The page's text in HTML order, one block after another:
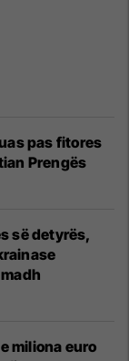
pas fitores
Prengës
së detyrës,
miliona euro